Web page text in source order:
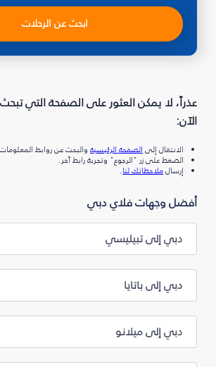
ابحث عن الرحلات
عذراً، لا يمكن العثور على الصفحة التي
الآن:
الانتقال إلىالصفحة الرئيسيةوالبحث عن روابط
الضغط على زر "الرجوع" وتجربة رابط آخر.
إرسالملاحظاتك لنا.
أفضل وجهات فلاي دبي
دبي إلى تبيليسي
دبي إلى باتايا
دبي إلى ميلانو